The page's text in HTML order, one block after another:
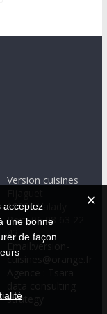
Version cuisines
12330 Valady
Port. 06 08 63 22
43
Email:version-
cuisines@orange.fr
strategy
acceptez
une bonne
de façon